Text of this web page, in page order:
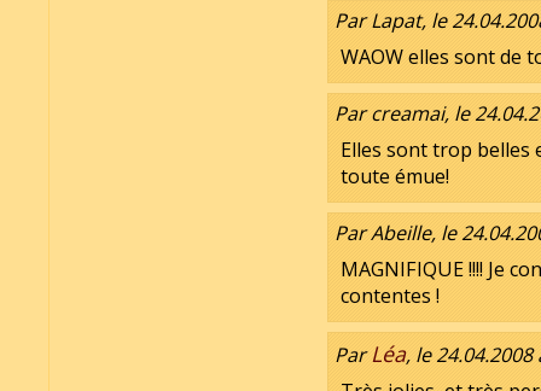
Par Lapat, le
WAOW elles sont de
Par creamai, le
Elles sont trop belles
toute émue!
Par Abeille, le
MAGNIFIQUE !!!! Je
contentes !
ParLéa, le 24.04.2008